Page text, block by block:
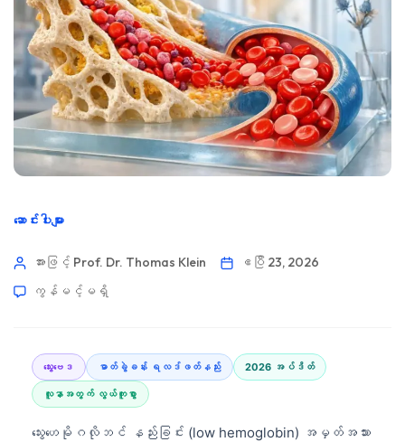
ဆောင်းပါးများ
အားဖြင့် Prof. Dr. Thomas Klein
ဧပြီ 23, 2026
ကွန်မင့်မရှိ
သွေးဗေဒ ဓာတ်ခွဲခန်း ရလဒ်ဖတ်နည်း 2026 အပ်ဒိတ်
လူနာအတွက် လွယ်ကူစွာ
သွေးဟေမိုဂလိုဘင် နည်းခြင်း (low hemoglobin) အမှတ်အသား